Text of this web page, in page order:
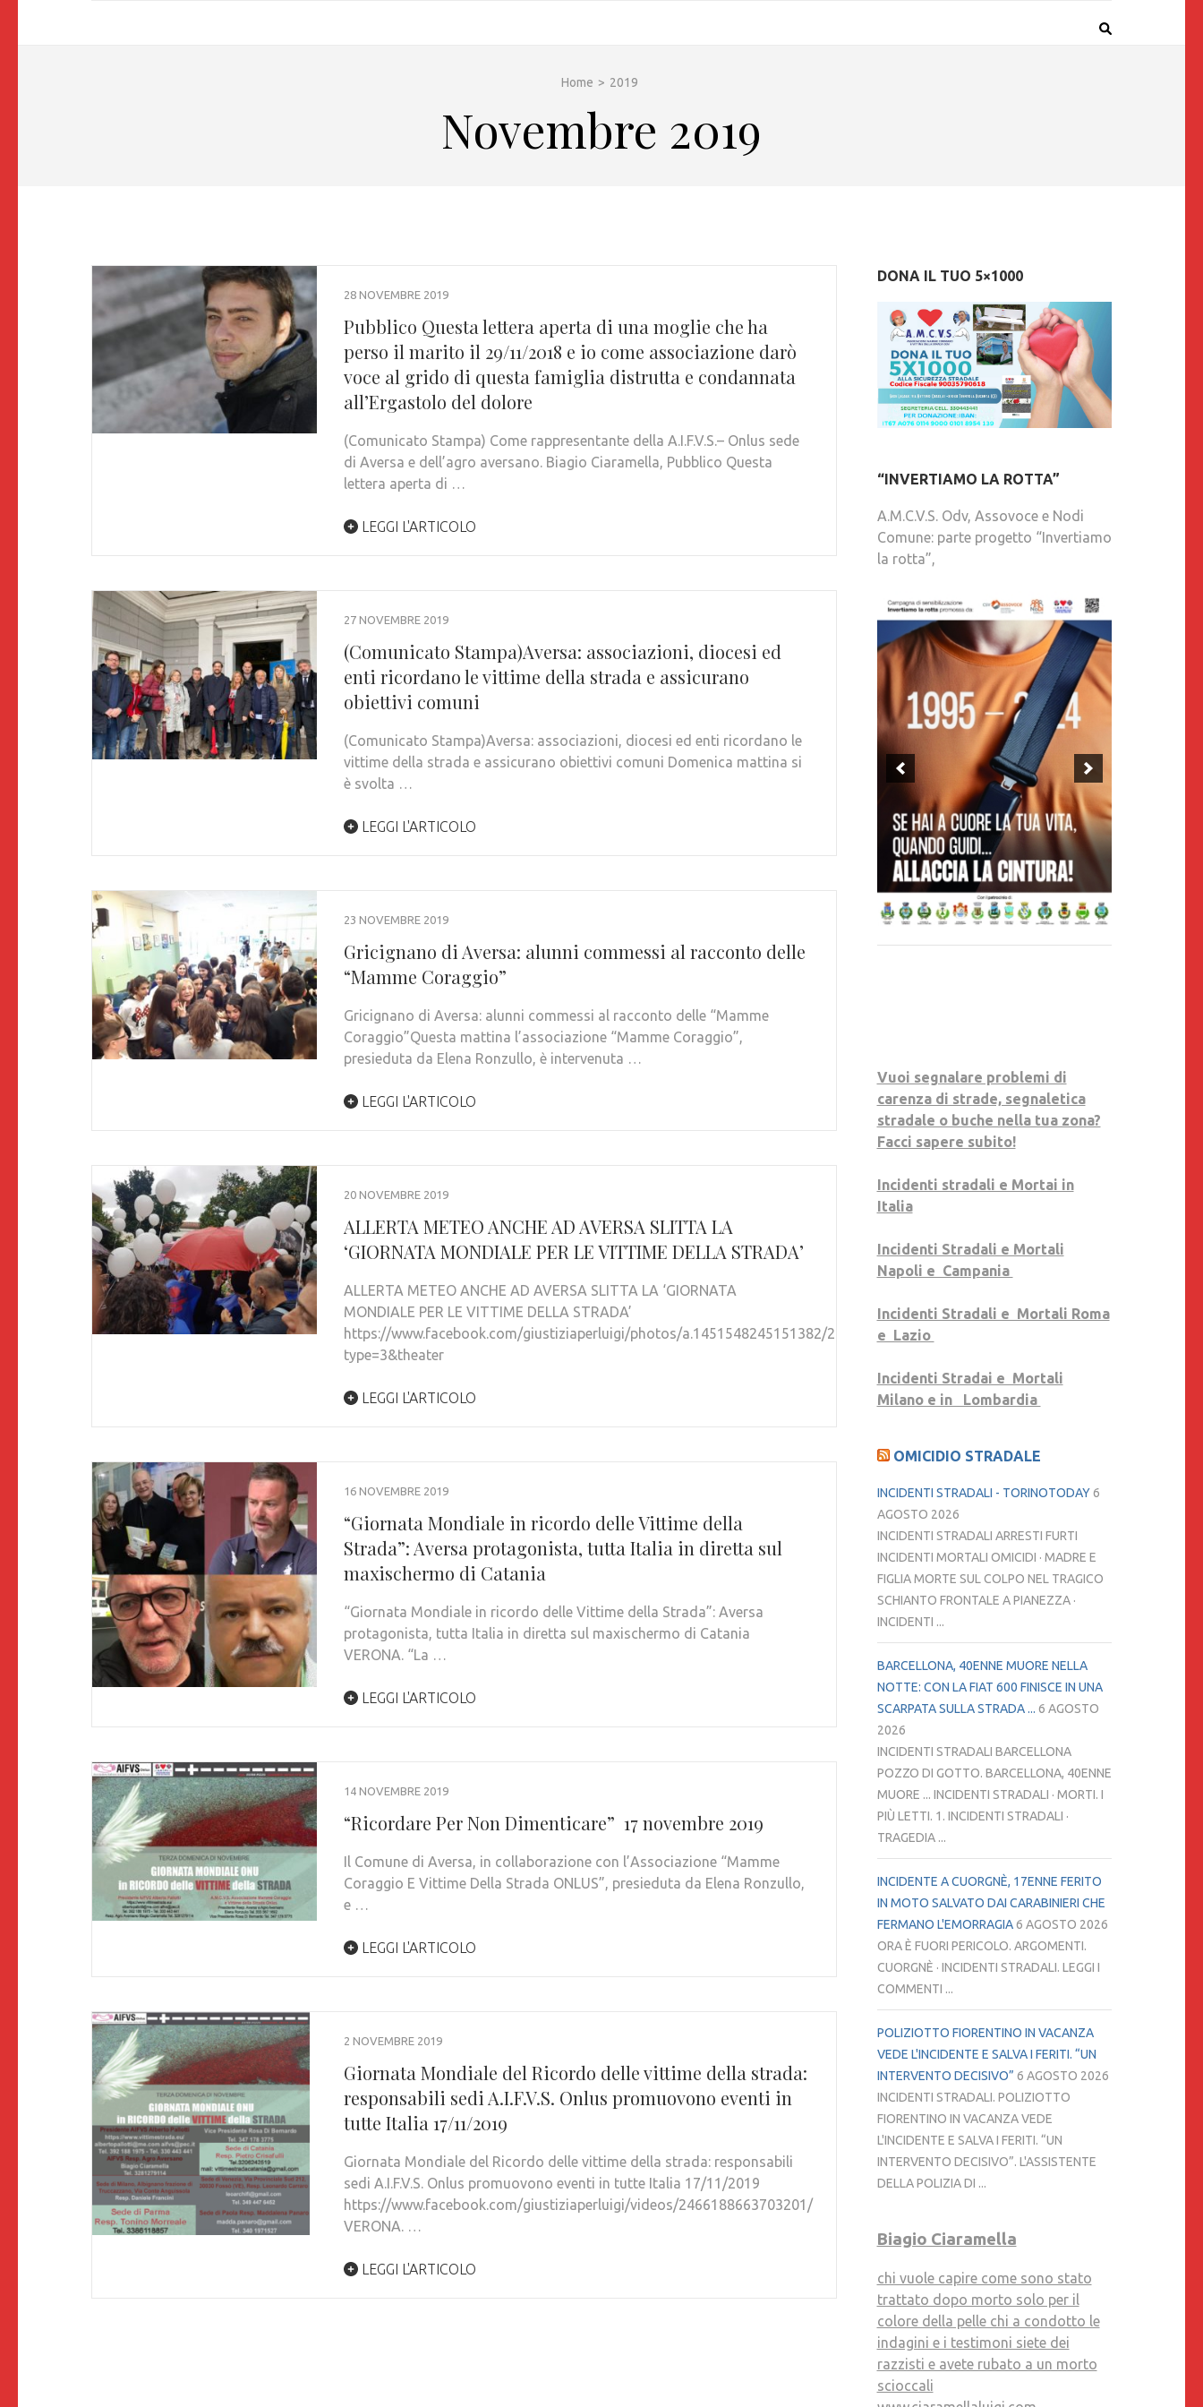
Home > 2019
Novembre 2019
28 NOVEMBRE 2019
Pubblico Questa lettera aperta di una moglie che ha
perso il marito il 29/11/2018 e io come associazione darò
voce al grido di questa famiglia distrutta e condannata
all’Ergastolo del dolore
(Comunicato Stampa) Come rappresentante della A.I.F.V.S.– Onlus sede
di Aversa e dell’agro aversano. Biagio Ciaramella, Pubblico Questa
lettera aperta di …
LEGGI L'ARTICOLO
27 NOVEMBRE 2019
(Comunicato Stampa)Aversa: associazioni, diocesi ed
enti ricordano le vittime della strada e assicurano
obiettivi comuni
(Comunicato Stampa)Aversa: associazioni, diocesi ed enti ricordano le
vittime della strada e assicurano obiettivi comuni Domenica mattina si
è svolta …
LEGGI L'ARTICOLO
23 NOVEMBRE 2019
Gricignano di Aversa: alunni commessi al racconto delle
“Mamme Coraggio”
Gricignano di Aversa: alunni commessi al racconto delle “Mamme
Coraggio”Questa mattina l’associazione “Mamme Coraggio”,
presieduta da Elena Ronzullo, è intervenuta …
LEGGI L'ARTICOLO
20 NOVEMBRE 2019
ALLERTA METEO ANCHE AD AVERSA SLITTA LA
‘GIORNATA MONDIALE PER LE VITTIME DELLA STRADA’
ALLERTA METEO ANCHE AD AVERSA SLITTA LA ‘GIORNATA
MONDIALE PER LE VITTIME DELLA STRADA’
https://www.facebook.com/giustiziaperluigi/photos/a.1451548245151382/2162476507391882/?
type=3&theater
LEGGI L'ARTICOLO
16 NOVEMBRE 2019
“Giornata Mondiale in ricordo delle Vittime della
Strada”: Aversa protagonista, tutta Italia in diretta sul
maxischermo di Catania
“Giornata Mondiale in ricordo delle Vittime della Strada”: Aversa
protagonista, tutta Italia in diretta sul maxischermo di Catania
VERONA. “La …
LEGGI L'ARTICOLO
14 NOVEMBRE 2019
“Ricordare Per Non Dimenticare” 17 novembre 2019
Il Comune di Aversa, in collaborazione con l’Associazione “Mamme
Coraggio E Vittime Della Strada ONLUS”, presieduta da Elena Ronzullo,
e …
LEGGI L'ARTICOLO
2 NOVEMBRE 2019
Giornata Mondiale del Ricordo delle vittime della strada:
responsabili sedi A.I.F.V.S. Onlus promuovono eventi in
tutte Italia 17/11/2019
Giornata Mondiale del Ricordo delle vittime della strada: responsabili
sedi A.I.F.V.S. Onlus promuovono eventi in tutte Italia 17/11/2019
https://www.facebook.com/giustiziaperluigi/videos/2466188663703201/
VERONA. …
LEGGI L'ARTICOLO
DONA IL TUO 5×1000
“INVERTIAMO LA ROTTA”
A.M.C.V.S. Odv, Assovoce e Nodi
Comune: parte progetto “Invertiamo
la rotta”,
Vuoi segnalare problemi di
carenza di strade, segnaletica
stradale o buche nella tua zona?
Facci sapere subito!
Incidenti stradali e Mortai in
Italia
Incidenti Stradali e Mortali
Napoli e Campania
Incidenti Stradali e Mortali Roma
e Lazio
Incidenti Stradai e Mortali
Milano e in Lombardia
OMICIDIO STRADALE
INCIDENTI STRADALI - TORINOTODAY 6
AGOSTO 2026
INCIDENTI STRADALI ARRESTI FURTI
INCIDENTI MORTALI OMICIDI · MADRE E
FIGLIA MORTE SUL COLPO NEL TRAGICO
SCHIANTO FRONTALE A PIANEZZA ·
INCIDENTI ...
BARCELLONA, 40ENNE MUORE NELLA
NOTTE: CON LA FIAT 600 FINISCE IN UNA
SCARPATA SULLA STRADA ... 6 AGOSTO
2026
INCIDENTI STRADALI BARCELLONA
POZZO DI GOTTO. BARCELLONA, 40ENNE
MUORE ... INCIDENTI STRADALI · MORTI. I
PIÙ LETTI. 1. INCIDENTI STRADALI ·
TRAGEDIA ...
INCIDENTE A CUORGNÈ, 17ENNE FERITO
IN MOTO SALVATO DAI CARABINIERI CHE
FERMANO L'EMORRAGIA 6 AGOSTO 2026
ORA È FUORI PERICOLO. ARGOMENTI.
CUORGNÈ · INCIDENTI STRADALI. LEGGI I
COMMENTI ...
POLIZIOTTO FIORENTINO IN VACANZA
VEDE L'INCIDENTE E SALVA I FERITI. “UN
INTERVENTO DECISIVO” 6 AGOSTO 2026
INCIDENTI STRADALI. POLIZIOTTO
FIORENTINO IN VACANZA VEDE
L'INCIDENTE E SALVA I FERITI. “UN
INTERVENTO DECISIVO”. L'ASSISTENTE
DELLA POLIZIA DI ...
Biagio Ciaramella
chi vuole capire come sono stato
trattato dopo morto solo per il
colore della pelle chi a condotto le
indagini e i testimoni siete dei
razzisti e avete rubato a un morto
scioccali